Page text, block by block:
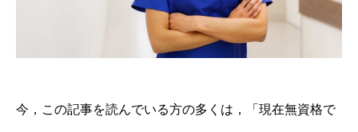
今，この記事を読んでいる方の多くは，「現在無資格で